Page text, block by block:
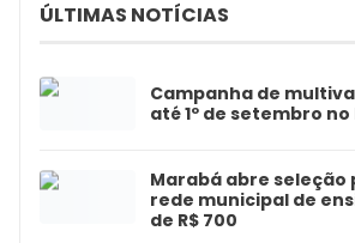
ÚLTIMAS NOTÍCIAS
Campanha de
até 1º de setembro no
Marabá abre seleção
rede municipal de
de R$ 700